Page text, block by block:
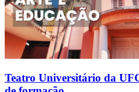
Teatro Universitário da